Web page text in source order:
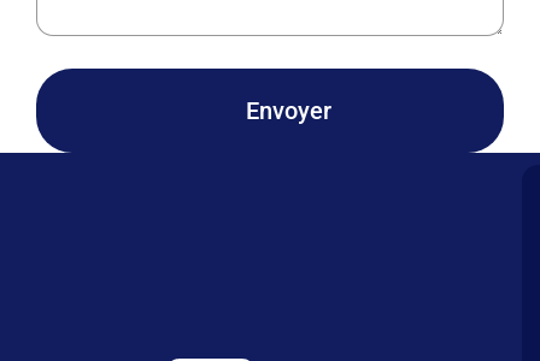
Envoyer